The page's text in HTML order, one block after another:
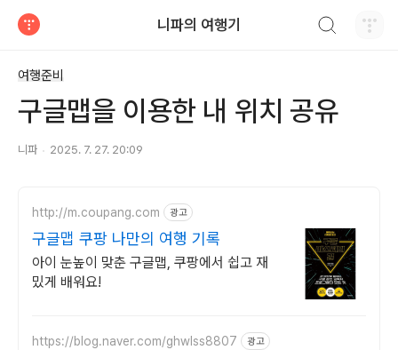
니파의 여행기
여행준비
구글맵을 이용한 내 위치 공유
니파 2025. 7. 27. 20:09
http://m.coupang.com 광고
구글맵 쿠팡 나만의 여행 기록
아이 눈높이 맞춘 구글맵, 쿠팡에서 쉽고 재
밌게 배워요!
https://blog.naver.com/ghwlss8807 광고